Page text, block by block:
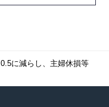
に減らし、主婦休損等